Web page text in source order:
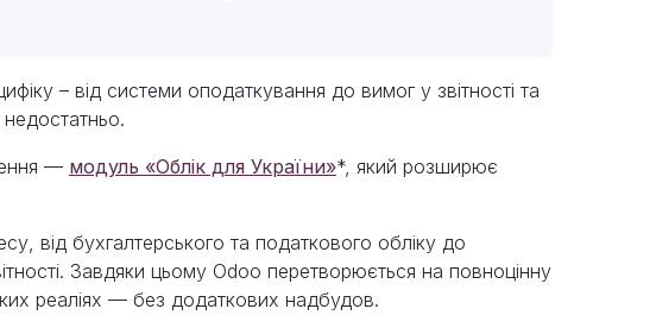
– від системи оподаткування до вимог у звітності та
недостатньо.
— модуль «Облік для України»*, який розширює
від бухгалтерського та податкового обліку до
Завдяки цьому Odoo перетворюється на повноцінну
реаліях — без додаткових надбудов.